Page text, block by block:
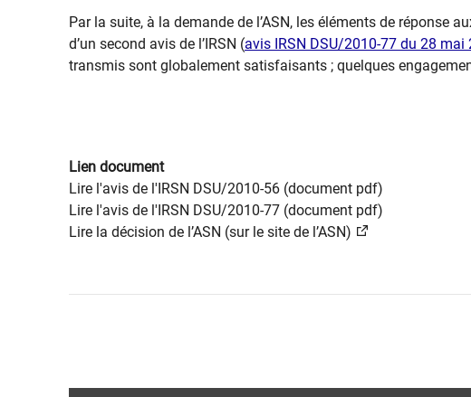
Par la suite, à la demande de l’ASN, les éléments de réponse
d’un second avis de l’IRSN (avis IRSN DSU/2010-77 du 28 mai
transmis sont globalement satisfaisants ; quelques
Lien document
Lire l'avis de l'IRSN DSU/2010-56 (document pdf)
Lire l'avis de l'IRSN DSU/2010-77 (document pdf)
Lire la décision de l’ASN (sur le site de l’ASN)